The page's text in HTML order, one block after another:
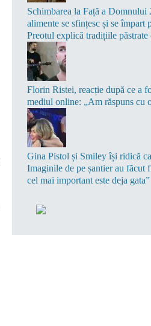
Schimbarea la Față a Domnului
alimente se sfințesc și se împart
Preotul explică tradițiile păstrate
Florin Ristei, reacție după ce a
mediul online: „Am răspuns cu
Gina Pistol și Smiley își ridică
Imaginile de pe șantier au făcut
cel mai important este deja gata”